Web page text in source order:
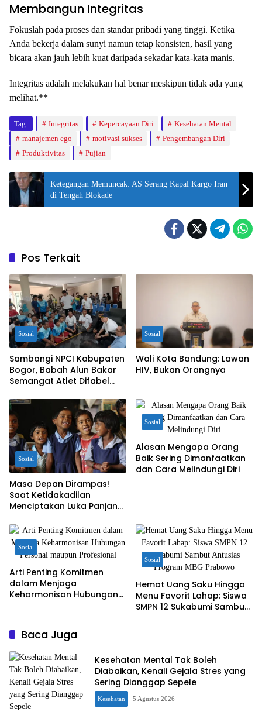
Membangun Integritas
Fokuslah pada proses dan standar pribadi yang tinggi. Ketika
Anda bekerja dalam sunyi namun tetap konsisten, hasil yang
bicara akan jauh lebih kuat daripada sekadar kata-kata manis.
Integritas adalah melakukan hal benar meskipun tidak ada yang
melihat.**
Tag: Integritas Kepercayaan Diri
Kesehatan Mental
manajemen ego
motivasi sukses
Pengembangan Diri
Produktivitas
Pujian
Ketegangan Memuncak: AS Serang Kapal Kargo Iran
di Tengah Blokade
Pos Terkait
Sosial
Sambangi NPCI Kabupaten
Bogor, Babah Alun Bakar
Semangat Atlet Difabel
Sosial
Wali Kota Bandung: Lawan
HIV, Bukan Orangnya
Sosial
Masa Depan Dirampas!
Saat Ketidakadilan
Menciptakan Luka Panjang
Sosial
Alasan Mengapa Orang
Baik Sering Dimanfaatkan
dan Cara Melindungi Diri
Sosial
Arti Penting Komitmen
dalam Menjaga
Keharmonisan Hubungan
Sosial
Hemat Uang Saku Hingga
Menu Favorit Lahap: Siswa
SMPN 12 Sukabumi Sambut
Baca Juga
Kesehatan Mental Tak Boleh
Diabaikan, Kenali Gejala Stres yang
Sering Dianggap Sepele
Kesehatan 5 Agustus 2026